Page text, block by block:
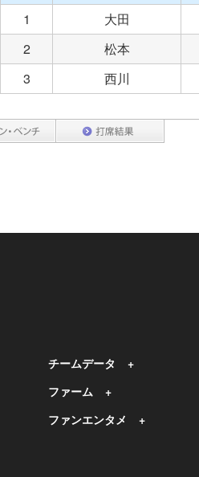
1
大田
2
松本
3 西川
チームデータ
ファーム
ファンエンタメ